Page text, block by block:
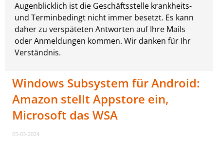
Augenblicklich ist die Geschäftsstelle krankheits-
und Terminbedingt nicht immer besetzt. Es kann
daher zu verspäteten Antworten auf Ihre Mails
oder Anmeldungen kommen. Wir danken für Ihr
Verständnis.
Windows Subsystem für Android:
Amazon stellt Appstore ein,
Microsoft das WSA
05-03-2024